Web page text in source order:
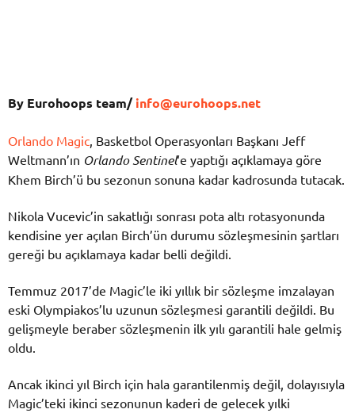
By Eurohoops team/info@eurohoops.net
Orlando Magic , Basketbol Operasyonları Başkanı Jeff
Weltmann’ın Orlando Sentinel‘e yaptığı açıklamaya göre
Khem Birch’ü bu sezonun sonuna kadar kadrosunda tutacak.
Nikola Vucevic’in sakatlığı sonrası pota altı rotasyonunda
kendisine yer açılan Birch’ün durumu sözleşmesinin şartları
gereği bu açıklamaya kadar belli değildi.
Temmuz 2017’de Magic’le iki yıllık bir sözleşme imzalayan
eski Olympiakos’lu uzunun sözleşmesi garantili değildi. Bu
gelişmeyle beraber sözleşmenin ilk yılı garantili hale gelmiş
oldu.
Ancak ikinci yıl Birch için hala garantilenmiş değil, dolayısıyla
Magic’teki ikinci sezonunun kaderi de gelecek yılki